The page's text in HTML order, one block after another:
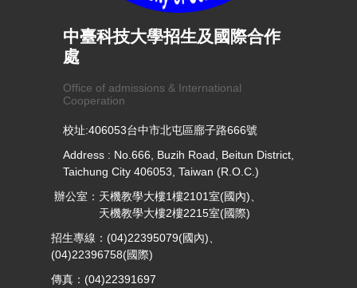
中臺科技大學招生及國際合作
處
Office of admissions & International
Cooperation
校址:406053台中市北屯區廍子路666號
Address : No.666, Buzih Road, Beitun District,
Taichung City 406053, Taiwan (R.O.C.)
辦公室：天機教學大樓1樓2101室(國內)、
天機教學大樓2樓2215室(國際)
招生專線：(04)22395079(國內)、
(04)22396758(國際)
傳真：(04)22391697